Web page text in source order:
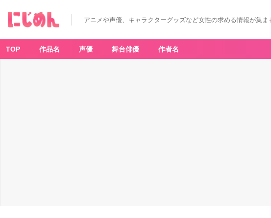
アニメや声優、キャラクターグッズなど女性の求める情報が集ま
TOP 作品名 声優 舞台俳優 作者名